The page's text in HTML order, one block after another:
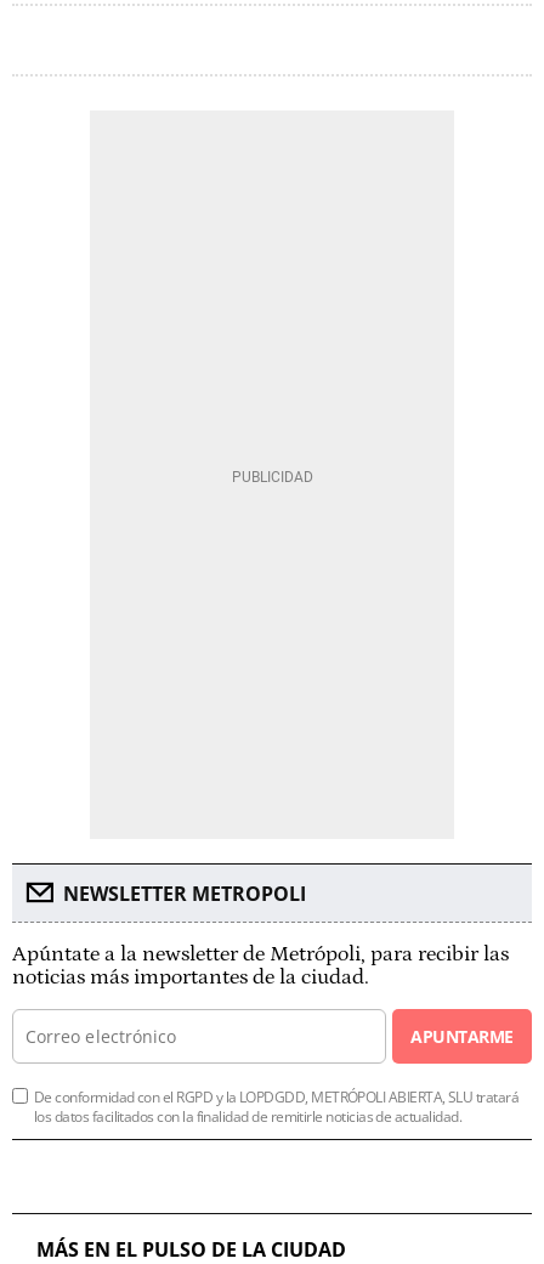
NEWSLETTER METROPOLI
Apúntate a la newsletter de Metrópoli, para recibir las
noticias más importantes de la ciudad.
APUNTARME
De conformidad con el RGPD y la LOPDGDD, METRÓPOLI ABIERTA, SLU tratará
los datos facilitados con la finalidad de remitirle noticias de actualidad.
MÁS EN EL PULSO DE LA CIUDAD